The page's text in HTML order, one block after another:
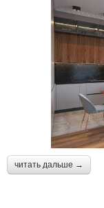
читать дальше →